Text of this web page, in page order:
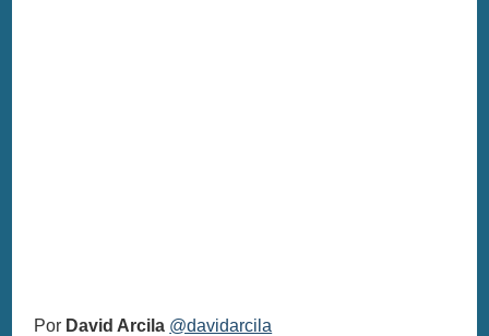
Por David Arcila @davidarcila